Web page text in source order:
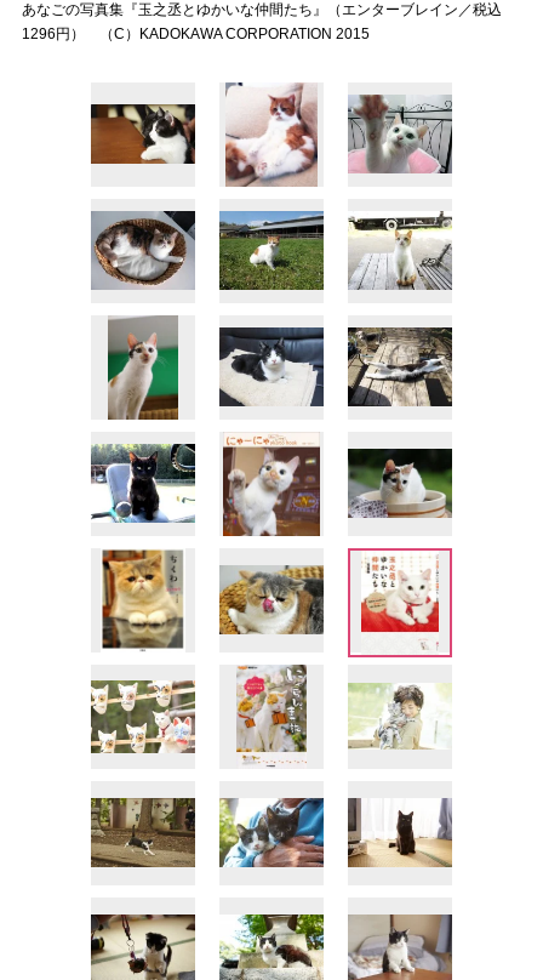
あなごの写真集『玉之丞とゆかいな仲間たち』（エンターブレイン／税込
1296円） （C）KADOKAWA CORPORATION 2015